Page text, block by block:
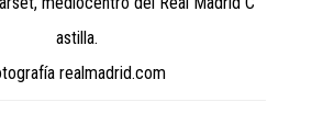
astilla.
realmadrid.com